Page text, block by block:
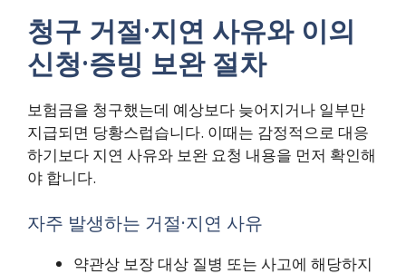
청구 거절·지연 사유와 이의
신청·증빙 보완 절차
보험금을 청구했는데 예상보다 늦어지거나 일부만
지급되면 당황스럽습니다. 이때는 감정적으로 대응
하기보다 지연 사유와 보완 요청 내용을 먼저 확인해
야 합니다.
자주 발생하는 거절·지연 사유
약관상 보장 대상 질병 또는 사고에 해당하지